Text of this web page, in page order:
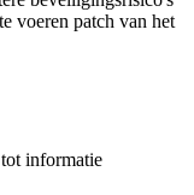
voeren patch van het
informatie